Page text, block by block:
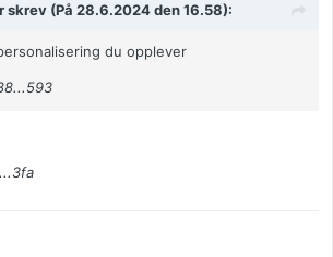
skrev (På 28.6.2024 den 16.58):
du opplever